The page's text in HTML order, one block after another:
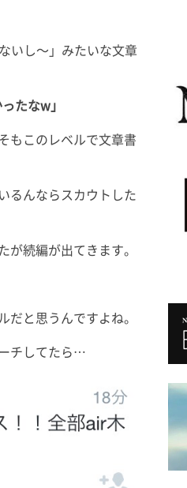
いし〜」みたいな文章
たなw」
もこのレベルで文章書
るんならスカウトした
が続編が出てきます。
だと思うんですよね。
チしてたら…